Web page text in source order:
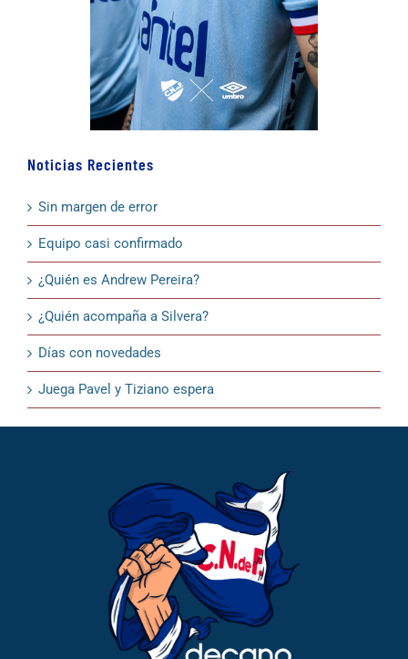
Noticias Recientes
Sin margen de error
Equipo casi confirmado
¿Quién es Andrew Pereira?
¿Quién acompaña a Silvera?
Días con novedades
Juega Pavel y Tiziano espera